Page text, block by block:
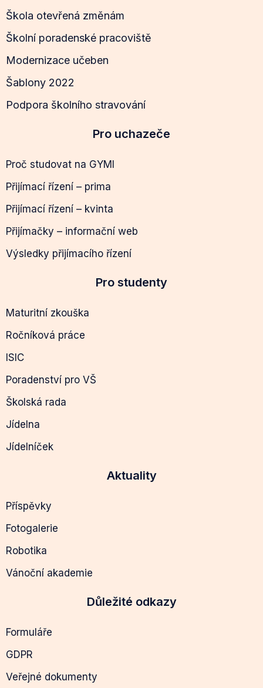
Škola otevřená změnám
Školní poradenské pracoviště
Modernizace učeben
Šablony 2022
Podpora školního stravování
Pro uchazeče
Proč studovat na GYMI
Přijímací řízení – prima
Přijímací řízení – kvinta
Přijímačky – informační web
Výsledky přijímacího řízení
Pro studenty
Maturitní zkouška
Ročníková práce
ISIC
Poradenství pro VŠ
Školská rada
Jídelna
Jídelníček
Aktuality
Příspěvky
Fotogalerie
Robotika
Vánoční akademie
Důležité odkazy
Formuláře
GDPR
Veřejné dokumenty